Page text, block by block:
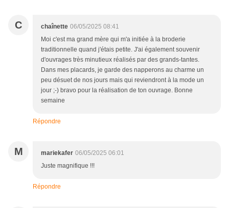
C chaînette 06/05/2025 08:41
Moi c'est ma grand mère qui m'a initiée à la broderie
traditionnelle quand j'étais petite. J'ai également souvenir
d'ouvrages très minutieux réalisés par des grands-tantes.
Dans mes placards, je garde des napperons au charme un
peu désuet de nos jours mais qui reviendront à la mode un
jour ;-) bravo pour la réalisation de ton ouvrage. Bonne
semaine
Répondre
M mariekafer 06/05/2025 06:01
Juste magnifique !!!
Répondre